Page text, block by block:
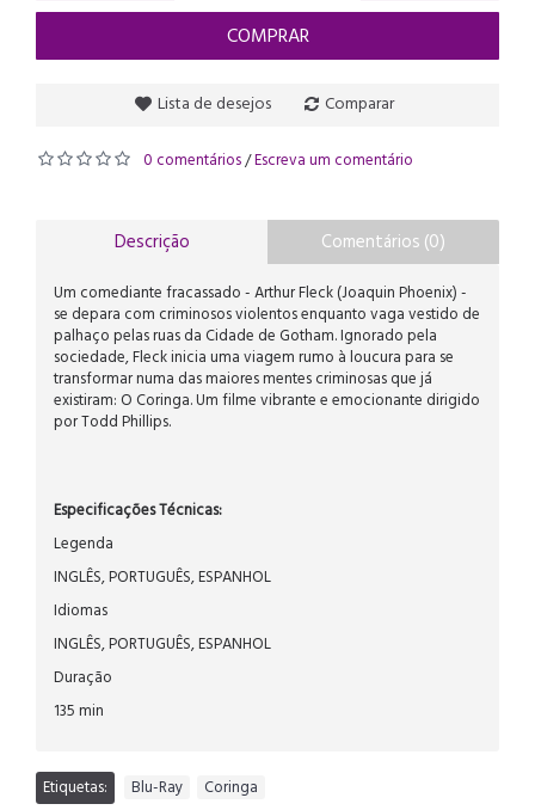
COMPRAR
Lista de desejos Comparar
0 comentários/Escreva um comentário
Descrição Comentários (0)
Um comediante fracassado - Arthur Fleck (Joaquin Phoenix) -
se depara com criminosos violentos enquanto vaga vestido de
palhaço pelas ruas da Cidade de Gotham. Ignorado pela
sociedade, Fleck inicia uma viagem rumo à loucura para se
transformar numa das maiores mentes criminosas que já
existiram: O Coringa. Um filme vibrante e emocionante dirigido
por Todd Phillips.
Especificações Técnicas:
Legenda
INGLÊS, PORTUGUÊS, ESPANHOL
Idiomas
INGLÊS, PORTUGUÊS, ESPANHOL
Duração
135 min
Etiquetas: Blu-Ray Coringa